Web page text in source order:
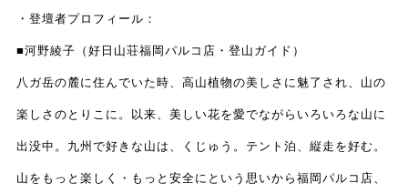
・登壇者プロフィール：
■河野綾子（好日山荘福岡パルコ店・登山ガイド）
八ガ岳の麓に住んでいた時、高山植物の美しさに魅了され、山の
楽しさのとりこに。以来、美しい花を愛でながらいろいろな山に
出没中。九州で好きな山は、くじゅう。テント泊、縦走を好む。
山をもっと楽しく・もっと安全にという思いから福岡パルコ店、